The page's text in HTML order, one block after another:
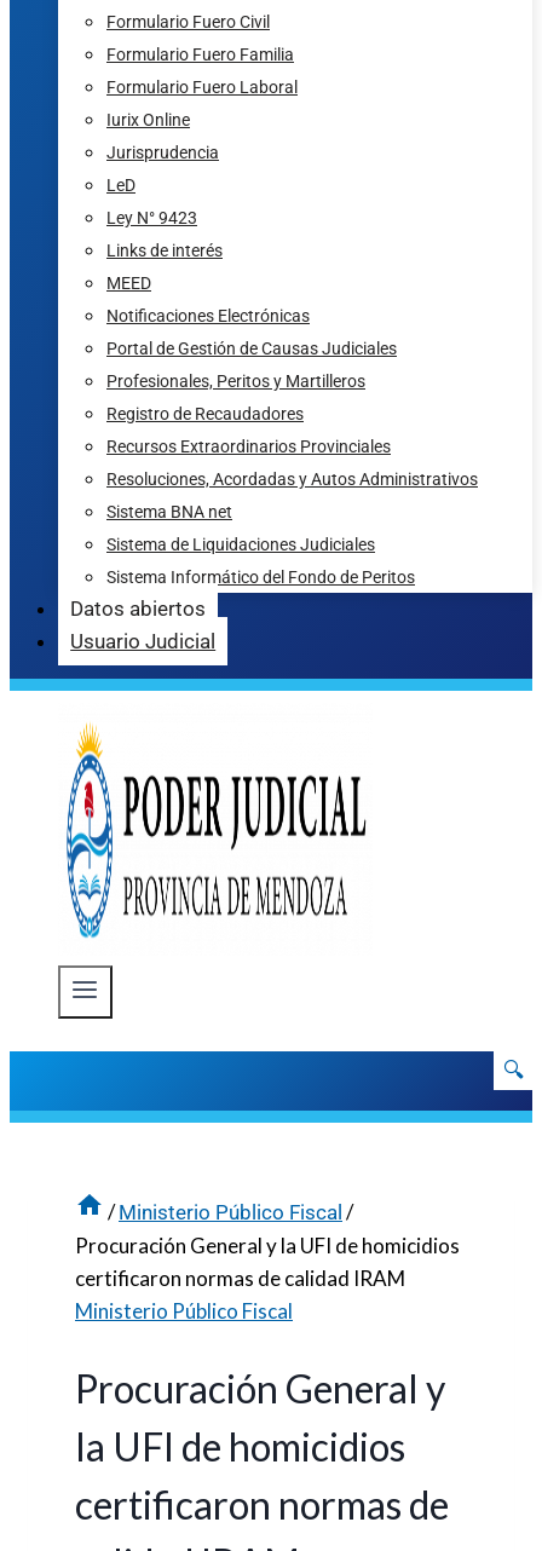
Formulario Fuero Civil
Formulario Fuero Familia
Formulario Fuero Laboral
Iurix Online
Jurisprudencia
LeD
Ley N° 9423
Links de interés
MEED
Notificaciones Electrónicas
Portal de Gestión de Causas Judiciales
Profesionales, Peritos y Martilleros
Registro de Recaudadores
Recursos Extraordinarios Provinciales
Resoluciones, Acordadas y Autos Administrativos
Sistema BNA net
Sistema de Liquidaciones Judiciales
Sistema Informático del Fondo de Peritos
Datos abiertos
Usuario Judicial
🔍
/ Ministerio Público Fiscal /
Procuración General y la UFI de homicidios
certificaron normas de calidad IRAM
Ministerio Público Fiscal
Procuración General y
la UFI de homicidios
certificaron normas de